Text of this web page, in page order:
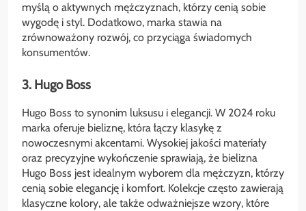
myślą o aktywnych mężczyznach, którzy cenią sobie
wygodę i styl. Dodatkowo, marka stawia na
zrównoważony rozwój, co przyciąga świadomych
konsumentów.
3. Hugo Boss
Hugo Boss to synonim luksusu i elegancji. W 2024 roku
marka oferuje bieliznę, która łączy klasykę z
nowoczesnymi akcentami. Wysokiej jakości materiały
oraz precyzyjne wykończenie sprawiają, że bielizna
Hugo Boss jest idealnym wyborem dla mężczyzn, którzy
cenią sobie elegancję i komfort. Kolekcje często zawierają
klasyczne kolory, ale także odważniejsze wzory, które